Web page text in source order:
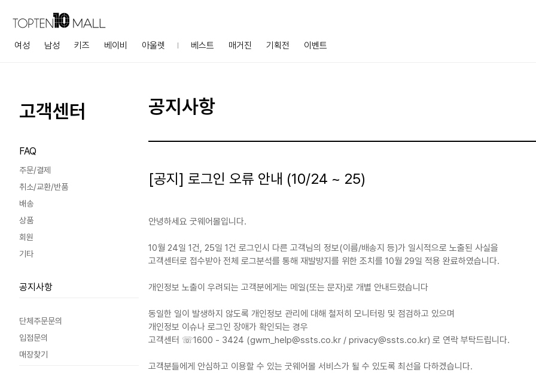
여성 남성 키즈 베이비 아울렛 베스트 매거진 기획전 이벤트
고객센터
FAQ
주문/결제
취소/교환/반품
배송
상품
회원
기타
공지사항
단체주문문의
입점문의
매장찾기
공지사항
[공지] 로그인 오류 안내 (10/24 ~ 25)
안녕하세요 굿웨어몰입니다.
10월 24일 1건, 25일 1건 로그인시 다른 고객님의 정보(이름/배송지 등)가 일시적으로 노출된 사실을
고객센터로 접수받아 전체 로그분석를 통해 재발방지를 위한 조치를 10월 29일 적용 완료하였습니다.
개인정보 노출이 우려되는 고객분에게는 메일(또는 문자)로 개별 안내드렸습니다
동일한 일이 발생하지 않도록 개인정보 관리에 대해 철저히 모니터링 및 점검하고 있으며
개인정보 이슈나 로그인 장애가 확인되는 경우
고객센터 ☏1600 - 3424 (gwm_help@ssts.co.kr / privacy@ssts.co.kr) 로 연락 부탁드립니다.
고객분들에게 안심하고 이용할 수 있는 굿웨어몰 서비스가 될 수 있도록 최선을 다하겠습니다.